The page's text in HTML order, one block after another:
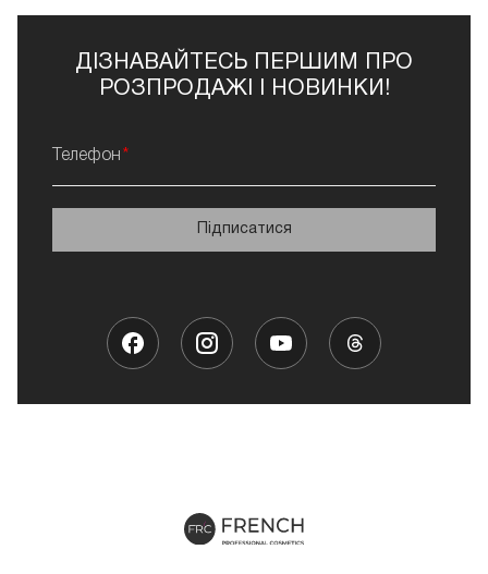
ДІЗНАВАЙТЕСЬ ПЕРШИМ ПРО
РОЗПРОДАЖІ І НОВИНКИ!
Телефон
Підписатися